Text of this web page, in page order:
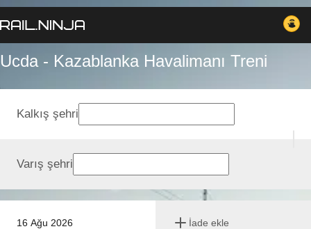
Ucda - Kazablanka Havalimanı Treni
16 Ağu 2026 İade ekle
Kalkış şehri
Varış şehri